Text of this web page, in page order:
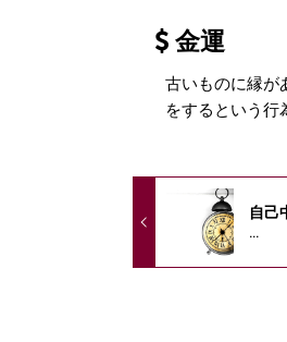
金運
古いものに縁が
をするという行
自己
...